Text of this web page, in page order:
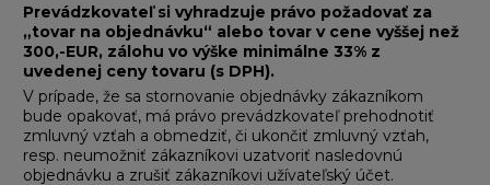
Prevádzkovateľ si vyhradzuje právo požadovať za
„tovar na objednávku“ alebo tovar v cene vyššej než
300,-EUR, zálohu vo výške minimálne 33% z
uvedenej ceny tovaru (s DPH).
V prípade, že sa stornovanie objednávky zákazníkom
bude opakovať, má právo prevádzkovateľ prehodnotiť
zmluvný vzťah a obmedziť, či ukončiť zmluvný vzťah,
resp. neumožniť zákazníkovi uzatvoriť nasledovnú
objednávku a zrušiť zákazníkovi užívateľský účet.